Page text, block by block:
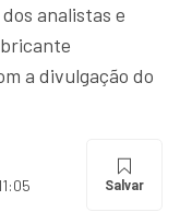
analistas e
a divulgação do
Salvar